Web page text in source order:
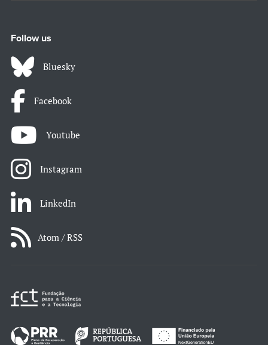
Follow us
Bluesky
Facebook
Youtube
Instagram
LinkedIn
Atom / RSS